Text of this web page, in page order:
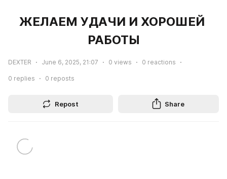
ЖЕЛАЕМ УДАЧИ И ХОРОШЕЙ
РАБОТЫ
DEXTER June 6, 2025, 21:07 0 views 0 reactions
0 replies 0 reposts
Repost Share